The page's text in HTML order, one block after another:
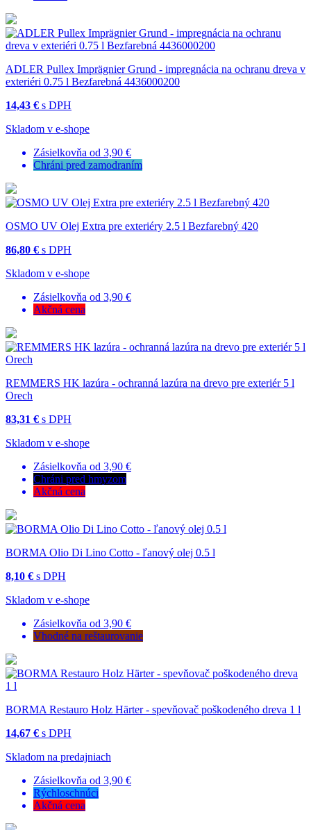
ADLER Pullex Imprägnier Grund - impregnácia na ochranu dreva v
exteriéri 0.75 l Bezfarebná 4436000200
14,43 € s DPH
Skladom v e-shope
Zásielkovňa od 3,90 €
Chráni pred zamodraním
OSMO UV Olej Extra pre exteriéry 2.5 l Bezfarebný 420
86,80 € s DPH
Skladom v e-shope
Zásielkovňa od 3,90 €
Akčná cena
REMMERS HK lazúra - ochranná lazúra na drevo pre exteriér 5 l
Orech
83,31 € s DPH
Skladom v e-shope
Zásielkovňa od 3,90 €
Chráni pred hmyzom
Akčná cena
BORMA Olio Di Lino Cotto - ľanový olej 0.5 l
8,10 € s DPH
Skladom v e-shope
Zásielkovňa od 3,90 €
Vhodné na reštaurovanie
BORMA Restauro Holz Härter - spevňovač poškodeného dreva 1 l
14,67 € s DPH
Skladom na predajniach
Zásielkovňa od 3,90 €
Rýchloschnúci
Akčná cena